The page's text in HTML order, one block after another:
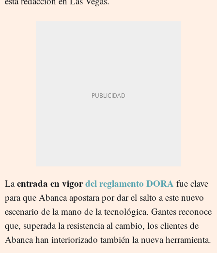
Laentrada en vigordel reglamento DORA fue clave
para que Abanca apostara por dar el salto a este nuevo
escenario de la mano de la tecnológica. Gantes reconoce
que, superada la resistencia al cambio, los clientes de
Abanca han interiorizado también la nueva herramienta.